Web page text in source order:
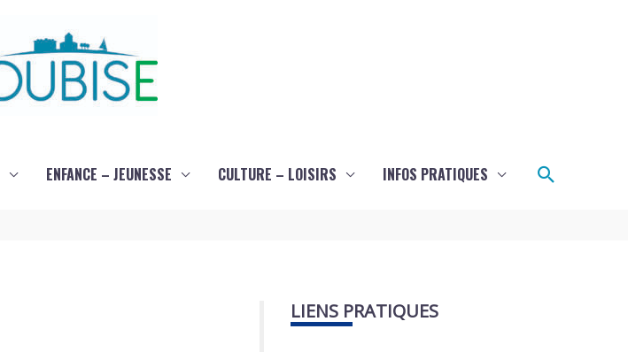
ENFANCE – JEUNESSE CULTURE – LOISIRS INFOS PRATIQUES
LIENS PRATIQUES